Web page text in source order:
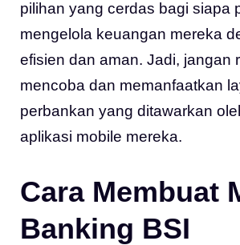
pilihan yang cerdas bagi siapa
mengelola keuangan mereka
efisien dan aman. Jadi, jangan
mencoba dan memanfaatkan
perbankan yang ditawarkan
aplikasi mobile mereka.
Cara Membuat
Banking BSI